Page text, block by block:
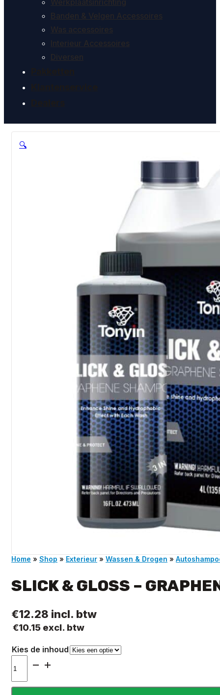
Werkplaatsinrichting
Banden & Velgen Accessoires
Was accessoires
Interieur Accessoires
Diversen
🔍
Home » Shop » Exterieur » Wassen & Drogen »
SLICK & GLOSS –
€12.28 incl. btw
€10.15 excl. btw
Kies de inhoud
&
Gloss
-